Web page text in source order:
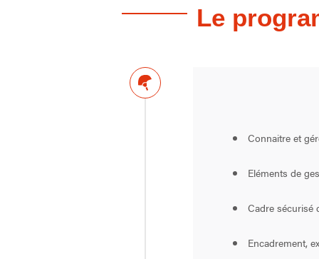
Le
Connaitre et
Eléments de
Cadre sécurisé
Encadrement,